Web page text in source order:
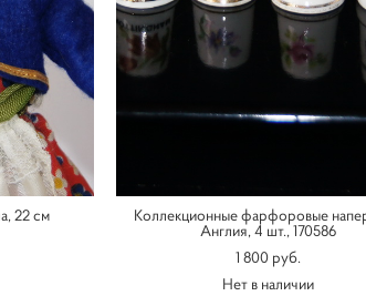
22 см Коллекционные фарфоровые
Англия, 4 шт., 170586
1 800 pуб.
Нет в наличии